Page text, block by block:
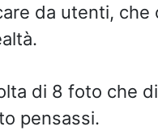
da utenti, che
di 8 foto che
pensassi.